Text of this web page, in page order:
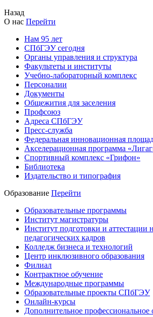
Назад
О нас Перейти
Нам 95 лет
СПбГЭУ сегодня
Органы управления и структура
Факультеты и институты
Учебно-лабораторный комплекс
Персоналии
Документы
Общежития для заселения
Профсоюз
Адреса СПбГЭУ
Пресс-служба
Федеральная инновационная
Акселерационная программа
Спортивный комплекс «Грифон»
Библиотека
Издательство и типография
Образование Перейти
Образовательные программы
Институт магистратуры
Институт подготовки и аттестации
педагогических кадров
Колледж бизнеса и технологий
Центр инклюзивного образования
Филиал
Контрактное обучение
Международные программы
Образовательные проекты СПбГЭУ
Онлайн-курсы
Дополнительное профессиональное